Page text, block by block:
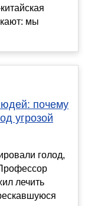
мы
почему
угрозой
голод,
лечить